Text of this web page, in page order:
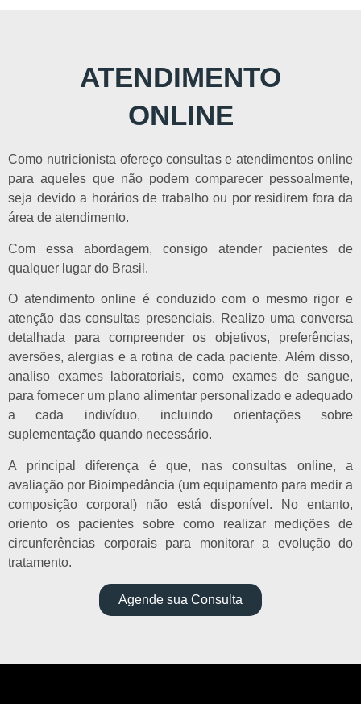
ATENDIMENTO
ONLINE
Como nutricionista ofereço consultas e atendimentos online
para aqueles que não podem comparecer pessoalmente,
seja devido a horários de trabalho ou por residirem fora da
área de atendimento.
Com essa abordagem, consigo atender pacientes de
qualquer lugar do Brasil.
O atendimento online é conduzido com o mesmo rigor e
atenção das consultas presenciais. Realizo uma conversa
detalhada para compreender os objetivos, preferências,
aversões, alergias e a rotina de cada paciente. Além disso,
analiso exames laboratoriais, como exames de sangue,
para fornecer um plano alimentar personalizado e adequado
a cada indivíduo, incluindo orientações sobre
suplementação quando necessário.
A principal diferença é que, nas consultas online, a
avaliação por Bioimpedância (um equipamento para medir a
composição corporal) não está disponível. No entanto,
oriento os pacientes sobre como realizar medições de
circunferências corporais para monitorar a evolução do
tratamento.
Agende sua Consulta